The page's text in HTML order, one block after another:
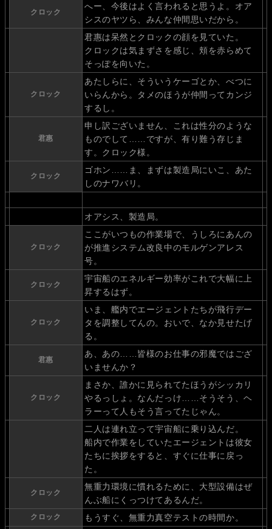
クロック
へー、今後はよく言われると思うよ。オア
シスのヤツら、みんな仲間思いだから。
君惠は呆然とクロックの顔を見ていた。
クロックは気まずさを感じ、頬を赤らめて
そっぽを向いた。
クロック
あたしらに、そういうケーゴとか、べつに
いらんから。タメのほうが仲間ってカンジ
するし。
君惠
申し訳ございません、これは性分のような
ものでして……ですが、有り難う存じま
す。クロック様。
クロック
ゴホン……ま、まずは製造局にいこ、あた
しのナワバリ。
オアシス、製造局。
クロック
ここがいつもの作業場で、うしろにあんの
が推進システム改良中のモルゲンアレス
号。
クロック
宇宙船のエネルギー効率がこれで大幅に上
昇するはず。
クロック
いま、艦内でエージェントたちが飛行デー
タを調整してんの。おいで、なか見せたげ
る。
君惠
あ、あの……皆様のお仕事の邪魔ではござ
いませんか？
クロック
まさか、誰かに見られてたほうがシッカリ
やるっしょ。なんだっけ……そうそう、ヘ
ラーって人もそう言ってたじゃん。
二人は連れ立って宇宙船に乗り込んだ。
船内で作業をしていたエージェントは彼女
たちに挨拶をすると、すぐに仕事に戻っ
た。
クロック
無重力環境に慣れるために、大型設備はぜ
んぶ船にくっつけてあるんだ。
クロック もうすぐ、無重力真空テストの時間か。